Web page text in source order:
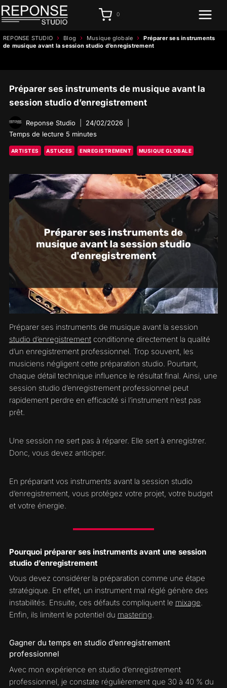
Aller
au
0
REPONSE STUDIO › Blog › Musique globale ›
Préparer ses instruments
de musique avant la session studio d’enregistrement
Préparer ses instruments de musique avant la
session studio d’enregistrement
Reponse Studio
24/02/2026
Temps de lecture 5 minutes
ARTISTES ASTUCES ENREGISTREMENT MUSIQUE GLOBALE
Préparer ses instruments de musique avant la session
studio d’enregistrementconditionne directement la qualité
d’un enregistrement professionnel. Trop souvent, les
musiciens négligent cette préparation studio. Pourtant,
chaque détail technique influence le résultat final. Ainsi, une
session studio d’enregistrement professionnel peut
rapidement perdre en efficacité si l’instrument n’est pas
prêt.
Une session ne sert pas à réparer. Elle sert à enregistrer.
Donc, vous devez anticiper.
En préparant vos instruments avant la session studio
d’enregistrement, vous protégez votre projet, votre budget
et votre énergie.
Pourquoi préparer ses instruments avant une session
studio d’enregistrement
Vous devez considérer la préparation comme une étape
stratégique. En effet, un instrument mal réglé génère des
instabilités. Ensuite, ces défauts compliquent le mixage.
Enfin, ils limitent le potentiel du mastering.
Gagner du temps en studio d’enregistrement
professionnel
Avec mon expérience en studio d’enregistrement
professionnel, je constate régulièrement que 30 à 40 % du